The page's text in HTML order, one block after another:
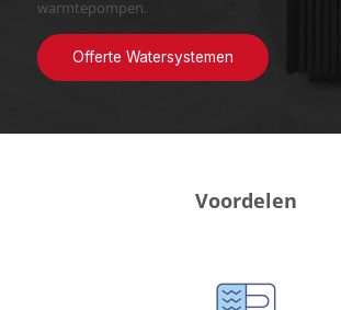
warmtepompen.
Offerte Watersystemen
Voordelen